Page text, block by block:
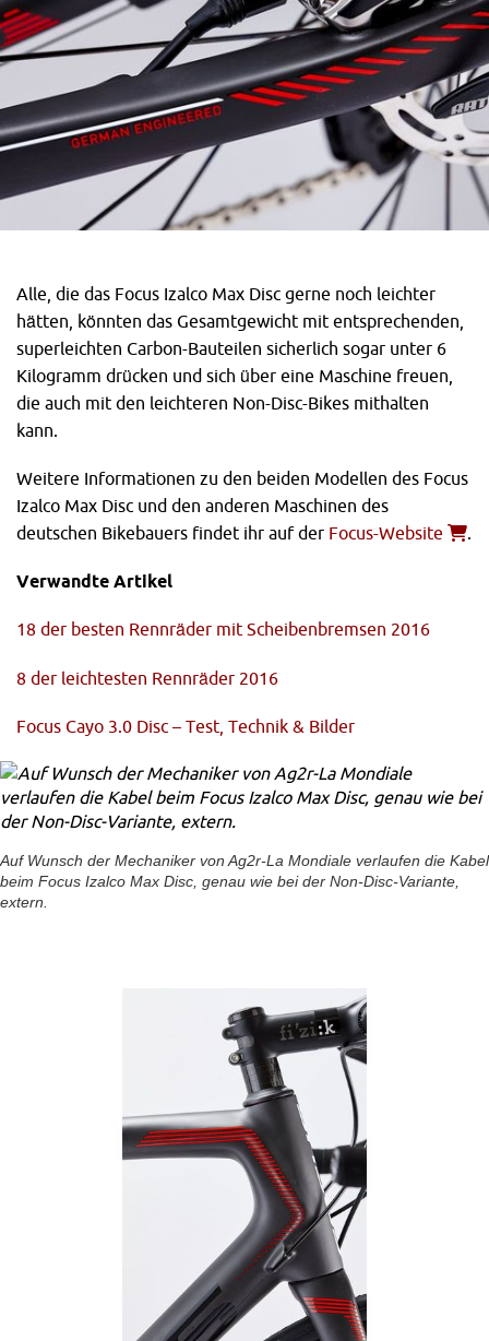
Alle, die das Focus Izalco Max Disc gerne noch leichter
hätten, könnten das Gesamtgewicht mit entsprechenden,
superleichten Carbon-Bauteilen sicherlich sogar unter 6
Kilogramm drücken und sich über eine Maschine freuen,
die auch mit den leichteren Non-Disc-Bikes mithalten
kann.
Weitere Informationen zu den beiden Modellen des Focus
Izalco Max Disc und den anderen Maschinen des
deutschen Bikebauers findet ihr auf der Focus-Website .
Verwandte Artikel
18 der besten Rennräder mit Scheibenbremsen 2016
8 der leichtesten Rennräder 2016
Focus Cayo 3.0 Disc – Test, Technik & Bilder
Auf Wunsch der Mechaniker von Ag2r-La Mondiale verlaufen die Kabel
beim Focus Izalco Max Disc, genau wie bei der Non-Disc-Variante,
extern.